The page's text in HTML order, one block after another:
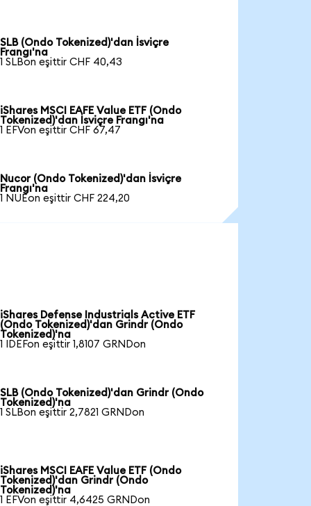
SLB (Ondo Tokenized)'dan İsviçre
Frangı'na
1 SLBon eşittir CHF 40,43
iShares MSCI EAFE Value ETF (Ondo
Tokenized)'dan İsviçre Frangı'na
1 EFVon eşittir CHF 67,47
Nucor (Ondo Tokenized)'dan İsviçre
Frangı'na
1 NUEon eşittir CHF 224,20
iShares Defense Industrials Active ETF
(Ondo Tokenized)'dan Grindr (Ondo
Tokenized)'na
1 IDEFon eşittir 1,8107 GRNDon
SLB (Ondo Tokenized)'dan Grindr (Ondo
Tokenized)'na
1 SLBon eşittir 2,7821 GRNDon
iShares MSCI EAFE Value ETF (Ondo
Tokenized)'dan Grindr (Ondo
Tokenized)'na
1 EFVon eşittir 4,6425 GRNDon